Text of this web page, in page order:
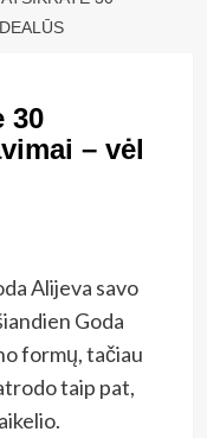
30
– vėl
Alijeva savo
Goda
formų, tačiau
taip pat,